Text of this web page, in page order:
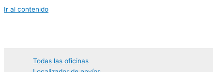
Ir al contenido
Todas las oficinas